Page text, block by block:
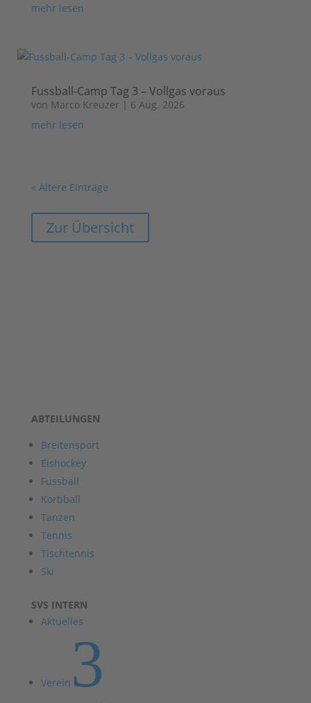
mehr lesen
Fussball-Camp Tag 3 – Vollgas voraus
von Marco Kreuzer | 6 Aug. 2026
mehr lesen
« Ältere Einträge
Zur Übersicht
ABTEILUNGEN
Breitensport
Eishockey
Fussball
Korbball
Tanzen
Tennis
Tischtennis
Ski
SVS INTERN
Aktuelles
Verein 3